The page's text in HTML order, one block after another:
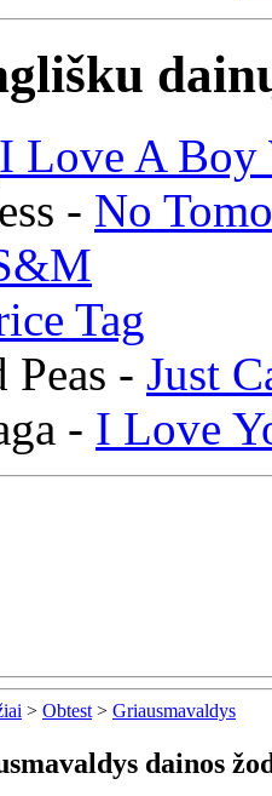
I Love A Boy
- No
Tag
- Just
- I Love
> Obtest > Griausmavaldys
dainos